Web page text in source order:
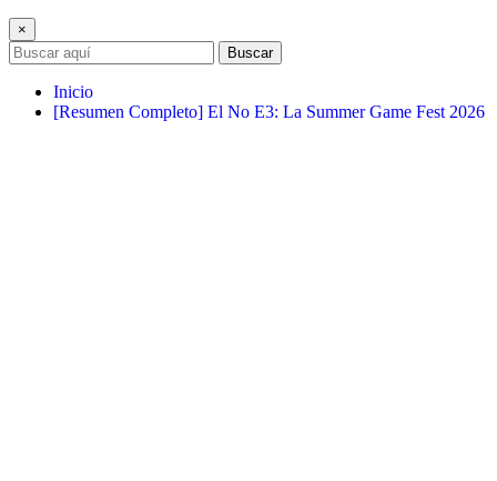
×
Buscar
Inicio
[Resumen Completo] El No E3: La Summer Game Fest 2026